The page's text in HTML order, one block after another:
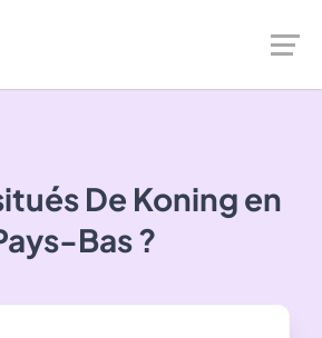
De Koning en
Bas ?